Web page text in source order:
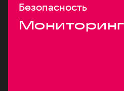
Безопасность